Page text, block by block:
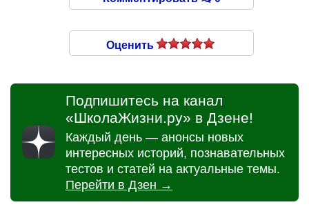
Оценить
Подпишитесь на канал
«ШколаЖизни.ру» в Дзене!
Каждый день — анонсы новых
интересных историй, познавательных
тестов и статей на актуальные темы.
Перейти в Дзен →